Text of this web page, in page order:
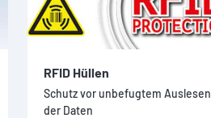
RFID Hüllen
Schutz vor unbefugtem Auslesen
der Daten